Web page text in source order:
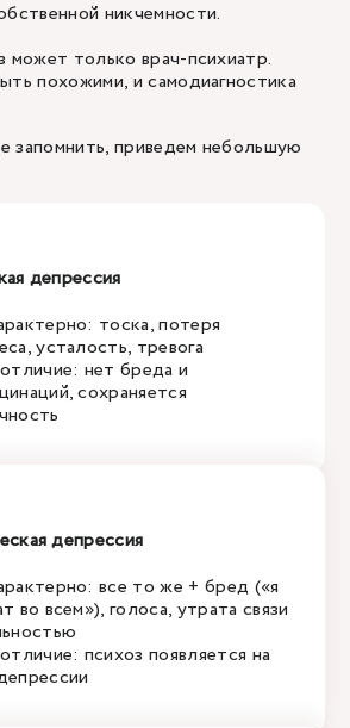
никчемности.
может только врач-психиатр.
похожими, и самодиагностика
приведем небольшую
депрессия
тоска, потеря
усталость, тревога
нет бреда и
сохраняется
депрессия
все то же + бред («я
во всем»), голоса, утрата связи
психоз появляется на